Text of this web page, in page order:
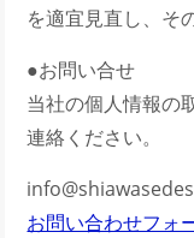
を適宜見直し、そ
●お問い合せ
当社の個人情報の
連絡ください。
お問い合わせフォ